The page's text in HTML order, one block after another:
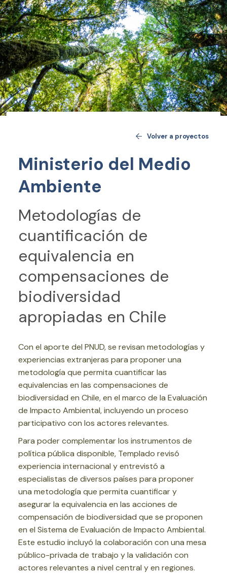
Volver a proyectos
Ministerio del Medio
Ambiente
Metodologías de
cuantificación de
equivalencia en
compensaciones de
biodiversidad
apropiadas en Chile
Con el aporte del PNUD, se revisan metodologías y
experiencias extranjeras para proponer una
metodología que permita cuantificar las
equivalencias en las compensaciones de
biodiversidad en Chile, en el marco de la Evaluación
de Impacto Ambiental, incluyendo un proceso
participativo con los actores relevantes.
Para poder complementar los instrumentos de
política pública disponible, Templado revisó
experiencia internacional y entrevistó a
especialistas de diversos países para proponer
una metodología que permita cuantificar y
asegurar la equivalencia en las acciones de
compensación de biodiversidad que se proponen
en el Sistema de Evaluación de Impacto Ambiental.
Este estudio incluyó la colaboración con una mesa
público-privada de trabajo y la validación con
actores relevantes a nivel central y en regiones.